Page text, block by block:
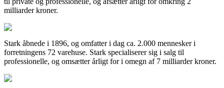
milliarder kroner.
Stark åbnede i 1896, og omfatter i dag ca. 2.000 mennesker i
forretningens 72 varehuse. Stark specialiserer sig i salg til
professionelle, og omsætter årligt for i omegn af 7 milliarder kroner.